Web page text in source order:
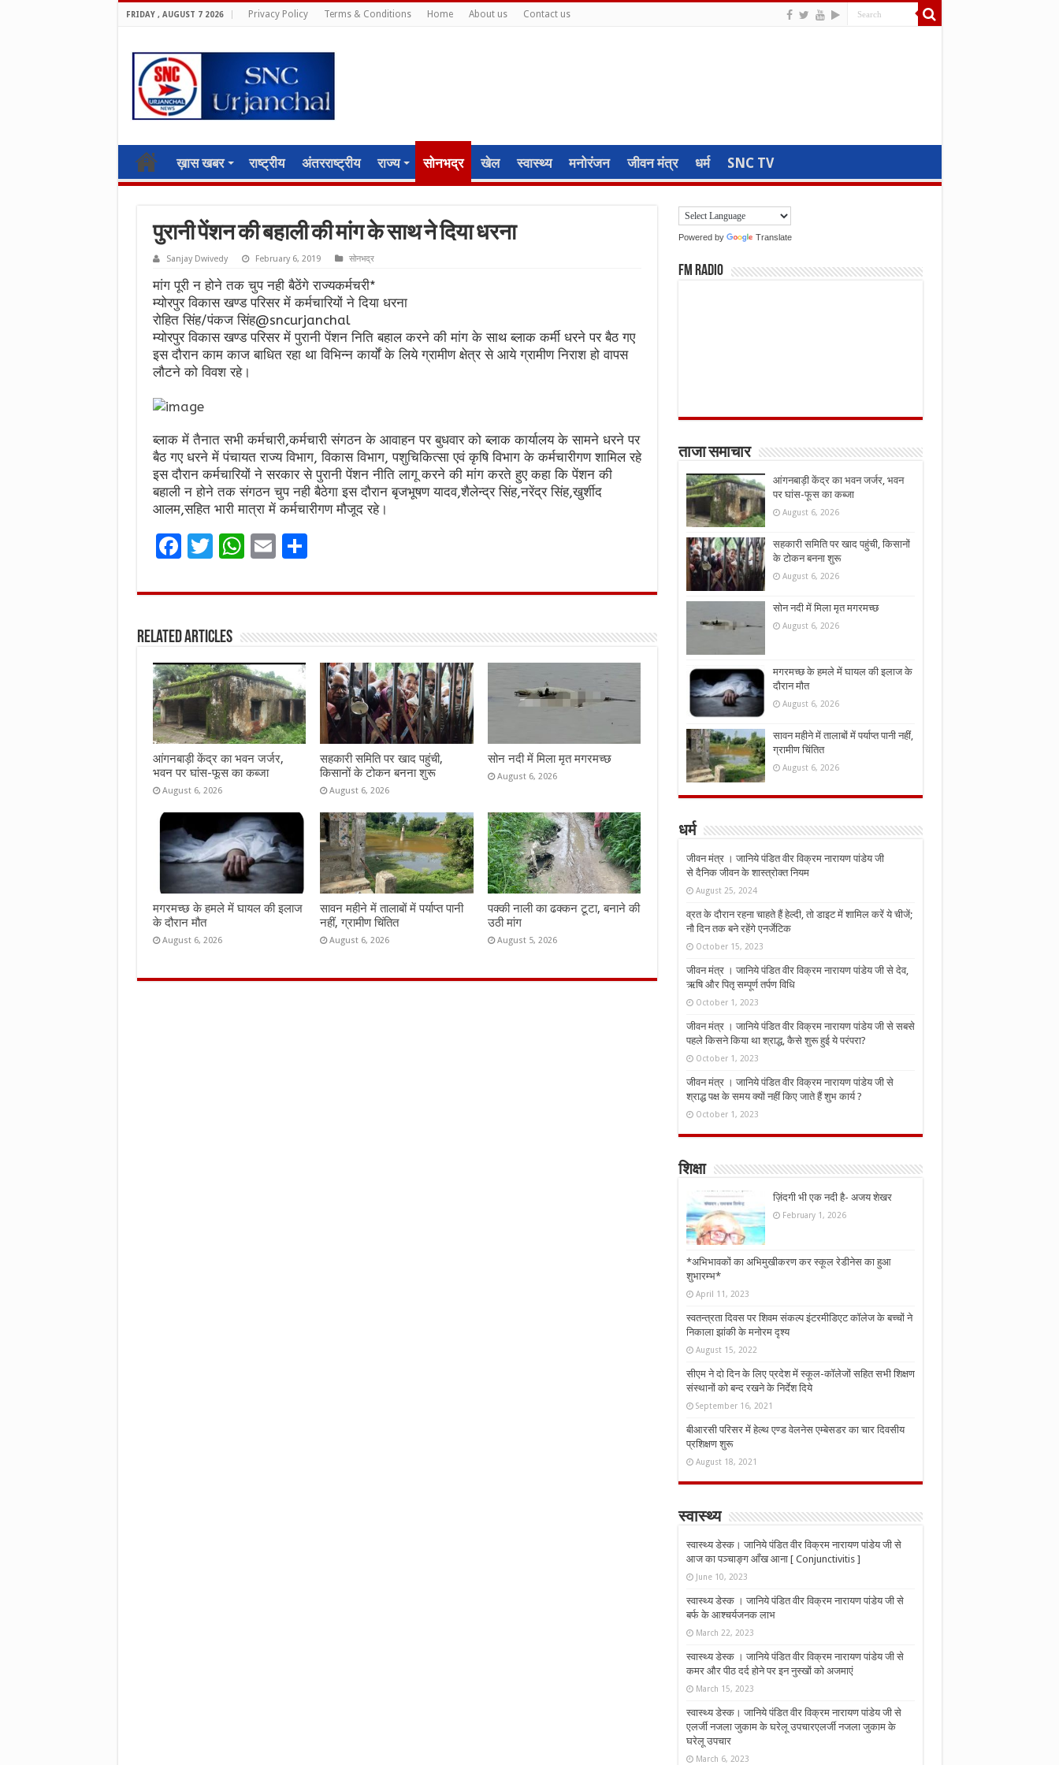
FRIDAY , AUGUST 7 2026 Privacy Policy Terms & Conditions Home About us Contact us
ख़ास खबर राष्ट्रीय अंतरराष्ट्रीय राज्य सोनभद्र खेल स्वास्थ्य मनोरंजन जीवन मंत्र धर्म SNC TV
पुरानी पेंशन की बहाली की मांग के साथ ने दिया धरना
Sanjay Dwivedy February 6, 2019 सोनभद्र
मांग पूरी न होने तक चुप नही बैठेंगे राज्यकर्मचरी*
म्योरपुर विकास खण्ड परिसर में कर्मचारियों ने दिया धरना
रोहित सिंह/पंकज सिंह@sncurjanchal
म्योरपुर विकास खण्ड परिसर में पुरानी पेंशन निति बहाल करने की मांग के साथ ब्लाक कर्मी धरने पर बैठ गए
इस दौरान काम काज बाधित रहा था विभिन्न कार्यों के लिये ग्रामीण क्षेत्र से आये ग्रामीण निराश हो वापस
लौटने को विवश रहे।
ब्लाक में तैनात सभी कर्मचारी,कर्मचारी संगठन के आवाहन पर बुधवार को ब्लाक कार्यालय के सामने धरने पर
बैठ गए धरने में पंचायत राज्य विभाग, विकास विभाग, पशुचिकित्सा एवं कृषि विभाग के कर्मचारीगण शामिल रहे
इस दौरान कर्मचारियों ने सरकार से पुरानी पेंशन नीति लागू करने की मांग करते हुए कहा कि पेंशन की
बहाली न होने तक संगठन चुप नही बैठेगा इस दौरान बृजभूषण यादव,शैलेन्द्र सिंह,नरेंद्र सिंह,खुर्शीद
आलम,सहित भारी मात्रा में कर्मचारीगण मौजूद रहे।
F
ce
o
o
k
T
it
r
W
at
A
p
p
E
ai
S
ar
Related Articles
आंगनबाड़ी केंद्र का भवन जर्जर,
भवन पर घांस-फूस का कब्जा
August 6, 2026
सहकारी समिति पर खाद पहुंची,
किसानों के टोकन बनना शुरू
August 6, 2026
सोन नदी में मिला मृत मगरमच्छ
August 6, 2026
मगरमच्छ के हमले में घायल की इलाज
के दौरान मौत
August 6, 2026
सावन महीने में तालाबों में पर्याप्त पानी
नहीं, ग्रामीण चिंतित
August 6, 2026
पक्की नाली का ढक्कन टूटा, बनाने की
उठी मांग
August 5, 2026
Powered by Translate
FM Radio
ताजा समाचार
आंगनबाड़ी केंद्र का भवन जर्जर, भवन
पर घांस-फूस का कब्जा
August 6, 2026
सहकारी समिति पर खाद पहुंची, किसानों
के टोकन बनना शुरू
August 6, 2026
सोन नदी में मिला मृत मगरमच्छ
August 6, 2026
मगरमच्छ के हमले में घायल की इलाज के
दौरान मौत
August 6, 2026
सावन महीने में तालाबों में पर्याप्त पानी नहीं,
ग्रामीण चिंतित
August 6, 2026
धर्म
जीवन मंत्र । जानिये पंडित वीर विक्रम नारायण पांडेय जी
से दैनिक जीवन के शास्त्रोक्त नियम
August 25, 2024
व्रत के दौरान रहना चाहते हैं हेल्दी, तो डाइट में शामिल करें ये चीजें;
नौ दिन तक बने रहेंगे एनर्जेटिक
October 15, 2023
जीवन मंत्र । जानिये पंडित वीर विक्रम नारायण पांडेय जी से देव,
ऋषि और पितृ सम्पूर्ण तर्पण विधि
October 1, 2023
जीवन मंत्र । जानिये पंडित वीर विक्रम नारायण पांडेय जी से सबसे
पहले किसने किया था श्राद्ध, कैसे शुरू हुई ये परंपरा?
October 1, 2023
जीवन मंत्र । जानिये पंडित वीर विक्रम नारायण पांडेय जी से
श्राद्ध पक्ष के समय क्यों नहीं किए जाते हैं शुभ कार्य ?
October 1, 2023
शिक्षा
ज़िंदगी भी एक नदी है- अजय शेखर
February 1, 2026
*अभिभावकों का अभिमुखीकरण कर स्कूल रेडीनेस का हुआ
शुभारम्भ*
April 11, 2023
स्वतन्त्रता दिवस पर शिवम संकल्प इंटरमीडिएट कॉलेज के बच्चों ने
निकाला झांकी के मनोरम दृश्य
August 15, 2022
सीएम ने दो दिन के लिए प्रदेश में स्कूल-कॉलेजों सहित सभी शिक्षण
संस्थानों को बन्द रखने के निर्देश दिये
September 16, 2021
बीआरसी परिसर में हेल्थ एण्ड वेलनेस एम्बेसडर का चार दिवसीय
प्रशिक्षण शुरू
August 18, 2021
स्वास्थ्य
स्वास्थ्य डेस्क। जानिये पंडित वीर विक्रम नारायण पांडेय जी से
आज का पञ्चाङ्ग आँख आना [ Conjunctivitis ]
June 10, 2023
स्वास्थ्य डेस्क । जानिये पंडित वीर विक्रम नारायण पांडेय जी से
बर्फ के आश्चर्यजनक लाभ
March 22, 2023
स्वास्थ्य डेस्क । जानिये पंडित वीर विक्रम नारायण पांडेय जी से
कमर और पीठ दर्द होने पर इन नुस्‍खों को अजमाएं
March 15, 2023
स्वास्थ्य डेस्क। जानिये पंडित वीर विक्रम नारायण पांडेय जी से
एलर्जी नजला जुकाम के घरेलू उपचारएलर्जी नजला जुकाम के
घरेलू उपचार
March 6, 2023